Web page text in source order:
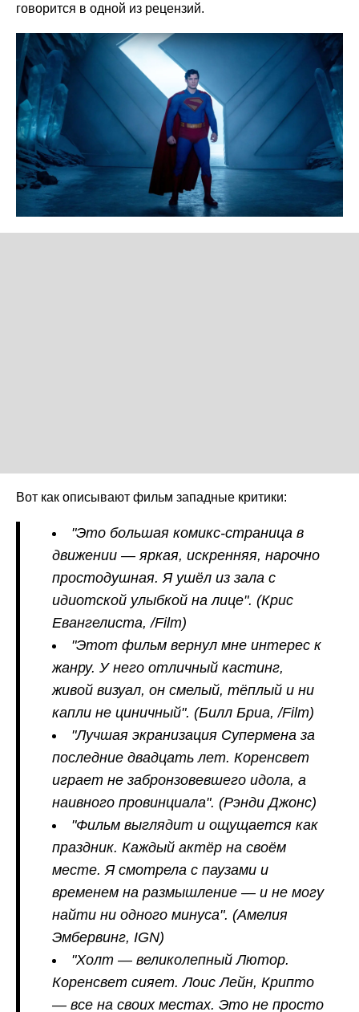
говорится в одной из рецензий.
Вот как описывают фильм западные критики:
"Это большая комикс-страница в
движении — яркая, искренняя, нарочно
простодушная. Я ушёл из зала с
идиотской улыбкой на лице". (Крис
Евангелиста, /Film)
"Этот фильм вернул мне интерес к
жанру. У него отличный кастинг,
живой визуал, он смелый, тёплый и ни
капли не циничный". (Билл Бриа, /Film)
"Лучшая экранизация Супермена за
последние двадцать лет. Коренсвет
играет не забронзовевшего идола, а
наивного провинциала". (Рэнди Джонс)
"Фильм выглядит и ощущается как
праздник. Каждый актёр на своём
месте. Я смотрела с паузами и
временем на размышление — и не могу
найти ни одного минуса". (Амелия
Эмбервинг, IGN)
"Холт — великолепный Лютор.
Коренсвет сияет. Лоис Лейн, Крипто
— все на своих местах. Это не просто